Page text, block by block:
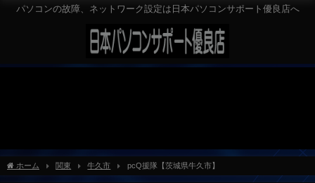
パソコンの故障、ネットワーク設定は日本パソコンサポート優良店へ
ホーム 関東 牛久市 pcQ援隊【茨城県牛久市】